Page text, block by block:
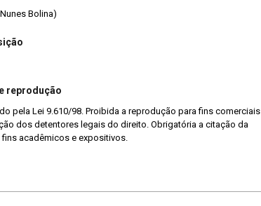
Bolina)
reprodução
pela Lei 9.610/98. Proibida a reprodução para fins comerciais
dos detentores legais do direito. Obrigatória a citação da
fins acadêmicos e expositivos.